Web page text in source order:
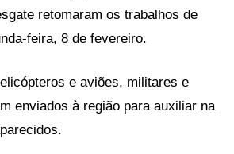
retomaram os trabalhos de
feira, 8 de fevereiro.
e aviões, militares e
enviados à região para auxiliar na